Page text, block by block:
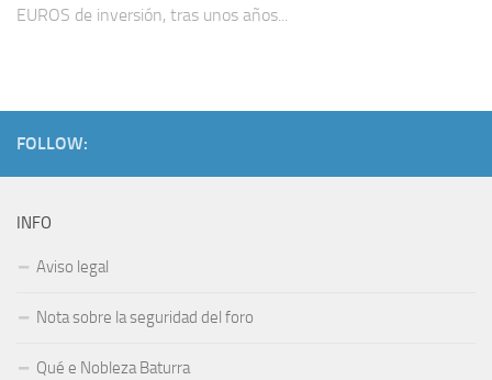
EUROS de inversión, tras unos años...
FOLLOW:
INFO
Aviso legal
Nota sobre la seguridad del foro
Qué e Nobleza Baturra